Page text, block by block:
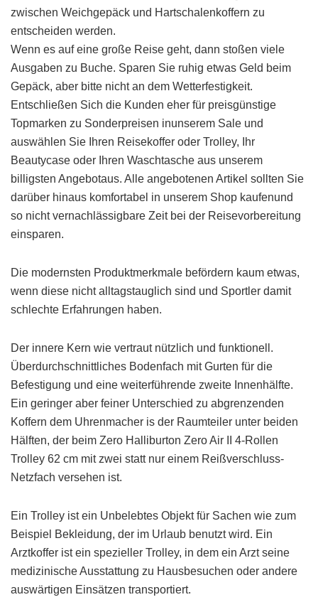
zwischen Weichgepäck und Hartschalenkoffern zu
entscheiden werden.
Wenn es auf eine große Reise geht, dann stoßen viele
Ausgaben zu Buche. Sparen Sie ruhig etwas Geld beim
Gepäck, aber bitte nicht an dem Wetterfestigkeit.
Entschließen Sich die Kunden eher für preisgünstige
Topmarken zu Sonderpreisen inunserem Sale und
auswählen Sie Ihren Reisekoffer oder Trolley, Ihr
Beautycase oder Ihren Waschtasche aus unserem
billigsten Angebotaus. Alle angebotenen Artikel sollten Sie
darüber hinaus komfortabel in unserem Shop kaufenund
so nicht vernachlässigbare Zeit bei der Reisevorbereitung
einsparen.
Die modernsten Produktmerkmale befördern kaum etwas,
wenn diese nicht alltagstauglich sind und Sportler damit
schlechte Erfahrungen haben.
Der innere Kern wie vertraut nützlich und funktionell.
Überdurchschnittliches Bodenfach mit Gurten für die
Befestigung und eine weiterführende zweite Innenhälfte.
Ein geringer aber feiner Unterschied zu abgrenzenden
Koffern dem Uhrenmacher is der Raumteiler unter beiden
Hälften, der beim Zero Halliburton Zero Air II 4-Rollen
Trolley 62 cm mit zwei statt nur einem Reißverschluss-
Netzfach versehen ist.
Ein Trolley ist ein Unbelebtes Objekt für Sachen wie zum
Beispiel Bekleidung, der im Urlaub benutzt wird. Ein
Arztkoffer ist ein spezieller Trolley, in dem ein Arzt seine
medizinische Ausstattung zu Hausbesuchen oder andere
auswärtigen Einsätzen transportiert.